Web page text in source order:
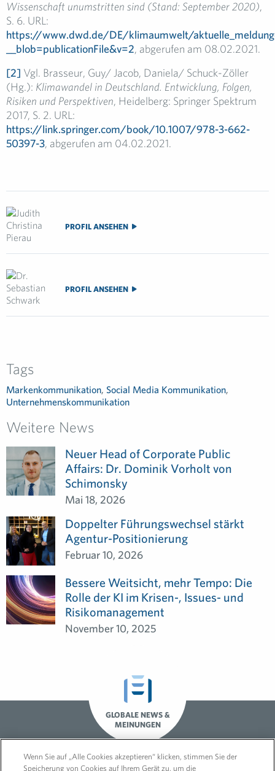
Wissenschaft unumstritten sind (Stand: September 2020),
S. 6. URL:
https://www.dwd.de/DE/klimaumwelt/
__blob=publicationFile&v=2, abgerufen am 08.02.2021.
[2] Vgl. Brasseur, Guy/ Jacob, Daniela/ Schuck-Zöller
(Hg.): Klimawandel in Deutschland. Entwicklung, Folgen,
Risiken und Perspektiven, Heidelberg: Springer Spektrum
2017, S. 2. URL:
https://link.springer.com/book/10.1007/978-3-662-
50397-3, abgerufen am 04.02.2021.
PROFIL ANSEHEN
PROFIL ANSEHEN
Tags
Markenkommunikation, Social Media Kommunikation,
Unternehmenskommunikation
Weitere News
Neuer Head of Corporate Public
Affairs: Dr. Dominik Vorholt von
Schimonsky
Mai 18, 2026
Doppelter Führungswechsel stärkt
Agentur-Positionierung
Februar 10, 2026
Bessere Weitsicht, mehr Tempo: Die
Rolle der KI im Krisen-, Issues- und
Risikomanagement
November 10, 2025
GLOBALE NEWS &
MEINUNGEN
Wenn Sie auf „Alle Cookies akzeptieren“ klicken, stimmen Sie der
Speicherung von Cookies auf Ihrem Gerät zu, um die